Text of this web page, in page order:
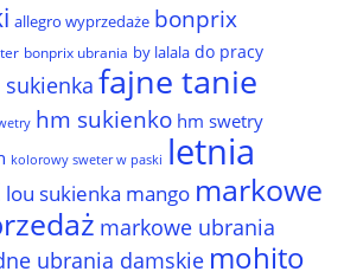
allegro wyprzedaże bonprix
bonprix ubrania by lalala do pracy
fajne tanie
hm sukienko hm swetry
kolorowy sweter w paski letnia
lou sukienka mango markowe
markowe ubrania
ubrania damskie mohito